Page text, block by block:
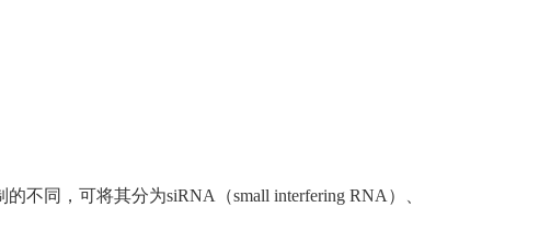
不同，可将其分为siRNA（small interfering RNA）、